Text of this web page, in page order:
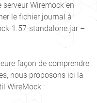
Wiremock en
le fichier journal à
1.57-standalone.jar –
façon de comprendre
nous proposons ici la
WireMock :